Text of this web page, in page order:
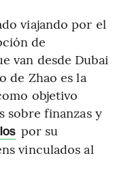
viajando por el
de
van desde Dubai
de Zhao es la
objetivo
sobre finanzas y
por su
vinculados al